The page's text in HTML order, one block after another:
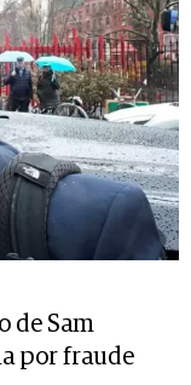
de Sam
por fraude